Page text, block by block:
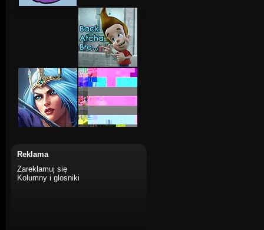
Reklama
Zareklamuj się
Kolumny i glosniki